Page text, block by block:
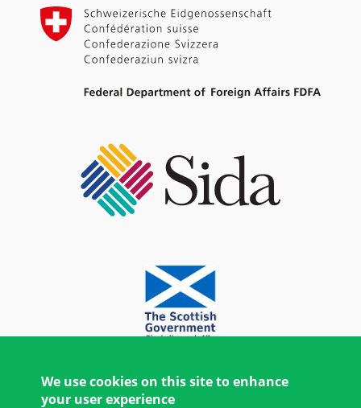
We use cookies on this site to enhance
your user experience